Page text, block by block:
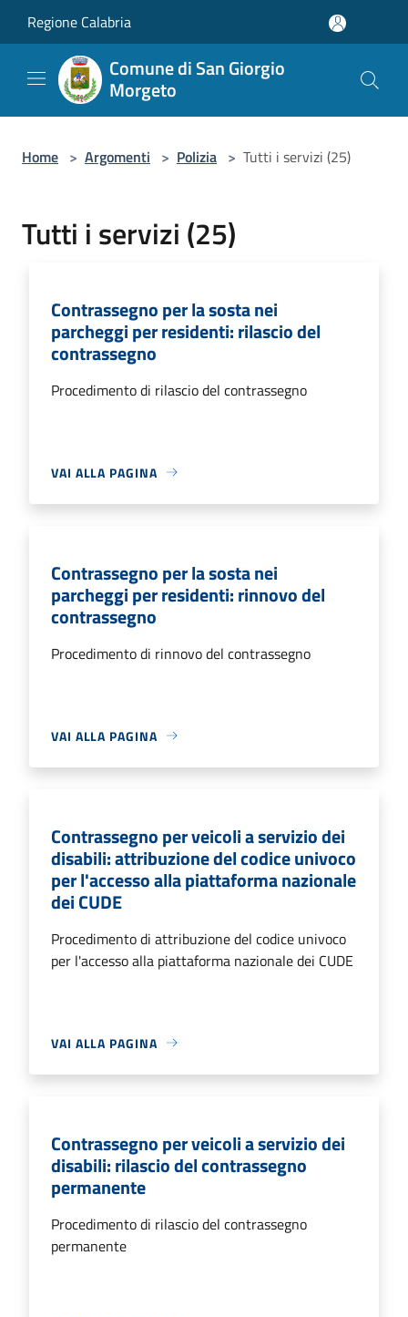
Regione Calabria
Comune di San Giorgio
Morgeto
Home > Argomenti > Polizia > Tutti i servizi (25)
Tutti i servizi (25)
Contrassegno per la sosta nei
parcheggi per residenti: rilascio del
contrassegno
Procedimento di rilascio del contrassegno
VAI ALLA PAGINA
Contrassegno per la sosta nei
parcheggi per residenti: rinnovo del
contrassegno
Procedimento di rinnovo del contrassegno
VAI ALLA PAGINA
Contrassegno per veicoli a servizio dei
disabili: attribuzione del codice univoco
per l'accesso alla piattaforma nazionale
dei CUDE
Procedimento di attribuzione del codice univoco
per l'accesso alla piattaforma nazionale dei CUDE
VAI ALLA PAGINA
Contrassegno per veicoli a servizio dei
disabili: rilascio del contrassegno
permanente
Procedimento di rilascio del contrassegno
permanente